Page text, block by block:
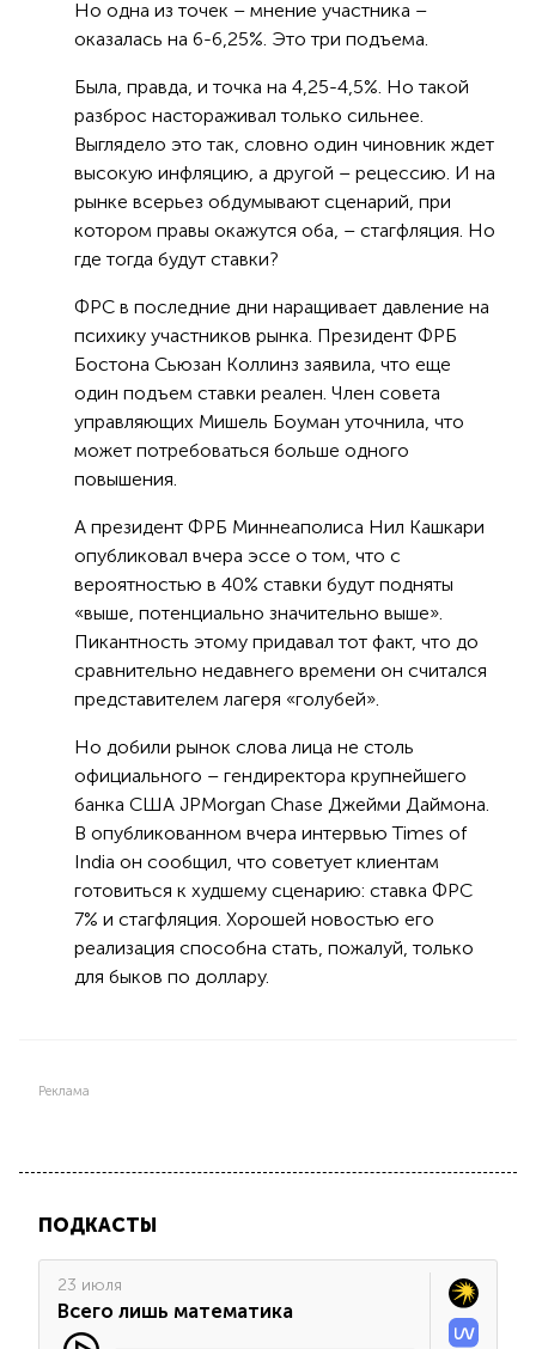
Но одна из точек – мнение участника –
оказалась на 6-6,25%. Это три подъема.
Была, правда, и точка на 4,25-4,5%. Но такой
разброс настораживал только сильнее.
Выглядело это так, словно один чиновник ждет
высокую инфляцию, а другой – рецессию. И на
рынке всерьез обдумывают сценарий, при
котором правы окажутся оба, – стагфляция. Но
где тогда будут ставки?
ФРС в последние дни наращивает давление на
психику участников рынка. Президент ФРБ
Бостона Сьюзан Коллинз заявила, что еще
один подъем ставки реален. Член совета
управляющих Мишель Боуман уточнила, что
может потребоваться больше одного
повышения.
А президент ФРБ Миннеаполиса Нил Кашкари
опубликовал вчера эссе о том, что с
вероятностью в 40% ставки будут подняты
«выше, потенциально значительно выше».
Пикантность этому придавал тот факт, что до
сравнительно недавнего времени он считался
представителем лагеря «голубей».
Но добили рынок слова лица не столь
официального – гендиректора крупнейшего
банка США JPMorgan Chase Джейми Даймона.
В опубликованном вчера интервью Times of
India он сообщил, что советует клиентам
готовиться к худшему сценарию: ставка ФРС
7% и стагфляция. Хорошей новостью его
реализация способна стать, пожалуй, только
для быков по доллару.
Реклама
ПОДКАСТЫ
23 июля
Всего лишь математика